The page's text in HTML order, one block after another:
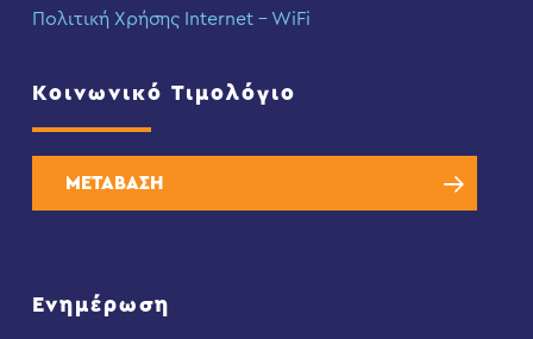
Πολιτική Χρήσης Internet – WiFi
Κοινωνικό Τιμολόγιο
ΜΕΤΑΒΑΣΗ
Ενημέρωση